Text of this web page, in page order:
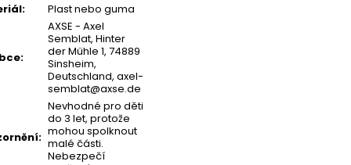
: Plast nebo guma
:
AXSE - Axel
Semblat, Hinter
der Mühle 1, 74889
Sinsheim,
Deutschland, axel-
semblat@axse.de
:
Nevhodné pro děti
do 3 let, protože
mohou spolknout
malé části.
Nebezpečí